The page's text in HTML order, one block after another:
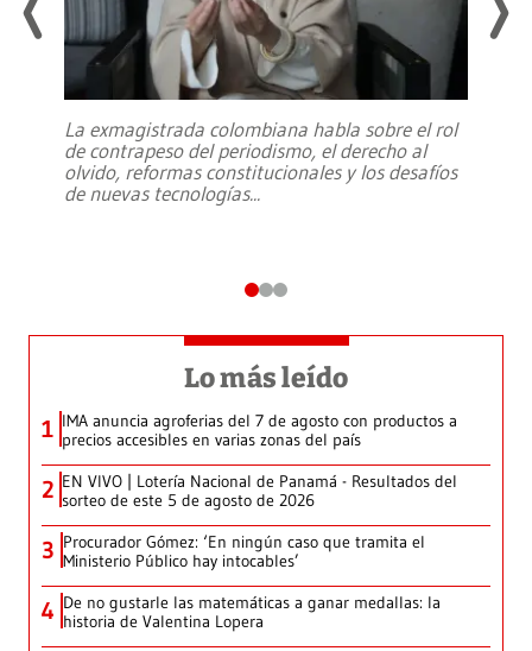
La exmagistrada colombiana habla sobre el rol
de contrapeso del periodismo, el derecho al
olvido, reformas constitucionales y los desafíos
de nuevas tecnologías...
Lo más leído
1 IMA anuncia agroferias del 7 de agosto con productos a
precios accesibles en varias zonas del país
2 EN VIVO | Lotería Nacional de Panamá - Resultados del
sorteo de este 5 de agosto de 2026
3 Procurador Gómez: ‘En ningún caso que tramita el
Ministerio Público hay intocables’
4 De no gustarle las matemáticas a ganar medallas: la
historia de Valentina Lopera